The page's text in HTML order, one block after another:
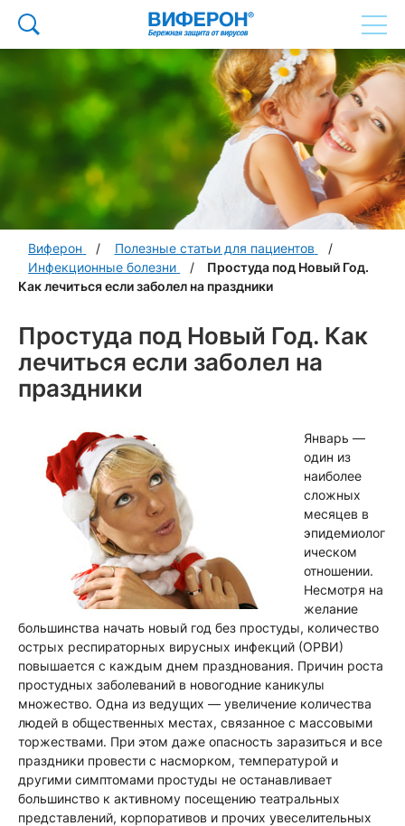
Виферон
Полезные статьи для пациентов
Инфекционные болезни
Простуда под Новый Год.
Как лечиться если заболел на праздники
Простуда под Новый Год. Как
лечиться если заболел на
праздники
Январь —
один из
наиболее
сложных
месяцев в
эпидемиолог
ическом
отношении.
Несмотря на
желание
большинства начать новый год без простуды, количество
острых респираторных вирусных инфекций (ОРВИ)
повышается с каждым днем празднования. Причин роста
простудных заболеваний в новогодние каникулы
множество. Одна из ведущих — увеличение количества
людей в общественных местах, связанное с массовыми
торжествами. При этом даже опасность заразиться и все
праздники провести с насморком, температурой и
другими симптомами простуды не останавливает
большинство к активному посещению театральных
представлений, корпоративов и прочих увеселительных